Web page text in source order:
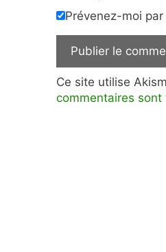
Prévenez-moi
Ce site utilise
commentaires sont